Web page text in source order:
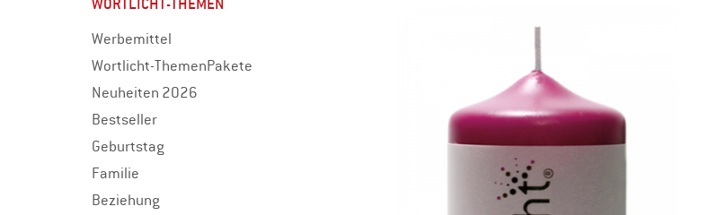
Werbemittel
Wortlicht-ThemenPakete
Neuheiten 2026
Bestseller
Geburtstag
Familie
Beziehung